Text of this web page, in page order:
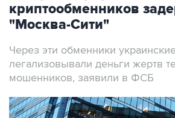
криптообменников
"Москва-Сити"
Через эти обменники
легализовывали деньги жертв
мошенников, заявили в ФСБ